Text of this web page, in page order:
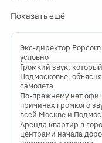
Показать ещё
Экс-директор
условно
Громкий звук,
Подмосковье,
самолета
По-прежнему нет
причинах громкого
всей Москве и
Аренда квартир в
центрами начала